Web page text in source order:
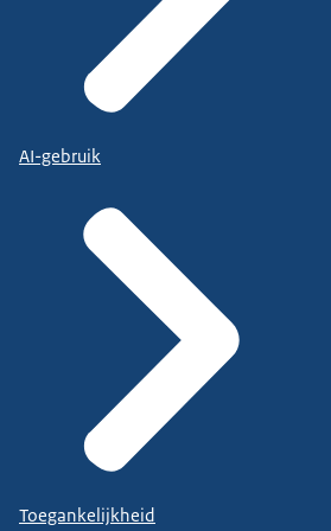
AI-gebruik
Toegankelijkheid